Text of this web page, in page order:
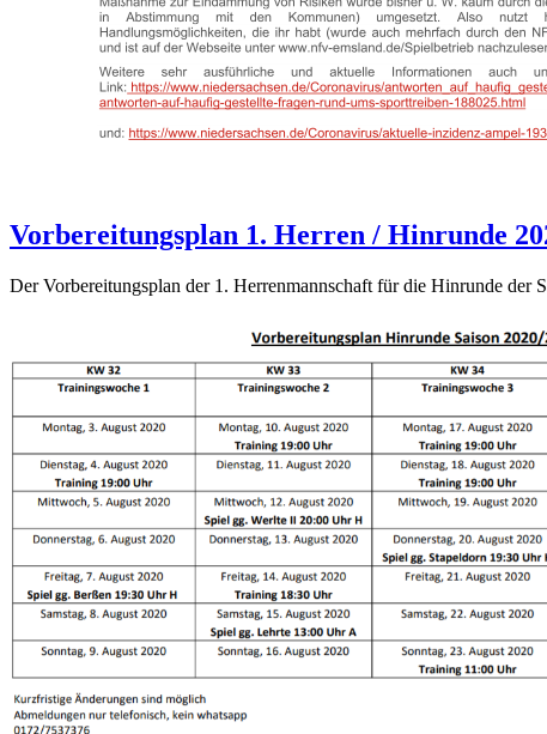
Vorbereitungsplan 1. Herren / Hinrunde
Der Vorbereitungsplan der 1. Herrenmannschaft für die Hinrunde der